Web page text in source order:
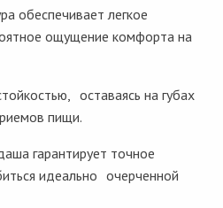
обеспечивает легкое
ощущение комфорта на
оставаясь на губах
пищи.
гарантирует точное
идеально очерченной